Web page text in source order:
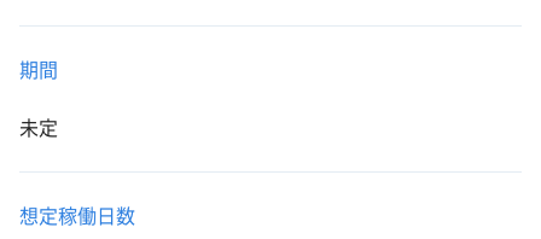
期間
未定
想定稼働日数